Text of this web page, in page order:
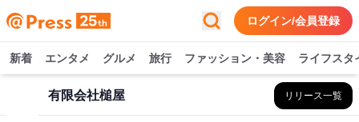
ログイン/会員登録
新着 エンタメ グルメ 旅行 ファッション・美容 ライフスタ
有限会社槌屋 リリース一覧